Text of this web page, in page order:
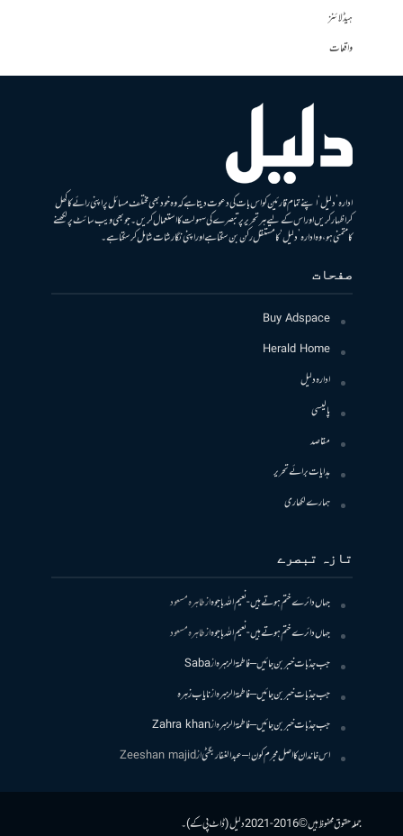
ہیڈلائنز
واقعات
ادارہ ’دلیل‘ اپنے تمام قارئین کو اس بات کی دعوت دیتا ہے کہ وہ خود بھی مختلف مسائل پر اپنی رائے کا کھل
کر اظہار کریں اور اس کے لیے ہر تحریر پر تبصرے کی سہولت کا استعمال کریں۔ جو بھی ویب سائٹ پر لکھنے
کا متمنی ہو، وہ ادارہ ’دلیل‘ کا مستقل رکن بن سکتا ہے اور اپنی نگارشات شامل کرسکتا ہے۔
صفحات
Buy Adspace
Herald Home
ادارہ دلیل
پالیسی
مقاصد
ہدایات برائے تحریر
ہمارے لکھاری
تازہ تبصرے
جہاں دائرے ختم ہوتے ہیں- نعیم اللہ باجوہازطاہرہ مسعود
جہاں دائرے ختم ہوتے ہیں- نعیم اللہ باجوہازطاہرہ مسعود
جب جذبات خبر بن جائیں – فاطمۃالزہرہازSaba
جب جذبات خبر بن جائیں – فاطمۃالزہرہازنایاب زہرہ
جب جذبات خبر بن جائیں – فاطمۃالزہرہازZahra khan
اس خاندان کا اصل مجرم کون! – عبدالغفار بگٹیازZeeshan majid
جملہ حقوق محفوظ ہیں © 2016-2021 دلیل (ڈاٹ پی کے)۔